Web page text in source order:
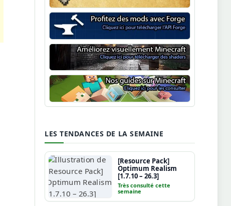
Minecraft Fabric
Minecraft Forge
Shaders Minecraft
Guide Minecraft
LES TENDANCES DE LA SEMAINE
[Resource Pack]
Optimum Realism
[1.7.10 – 26.3]
Très consulté cette
semaine